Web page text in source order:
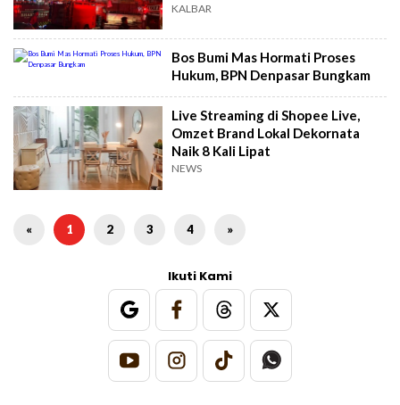
KALBAR
Bos Bumi Mas Hormati Proses
Hukum, BPN Denpasar Bungkam
Live Streaming di Shopee Live,
Omzet Brand Lokal Dekornata
Naik 8 Kali Lipat
NEWS
« 1 2 3 4 »
Ikuti Kami